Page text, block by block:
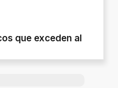
que exceden al